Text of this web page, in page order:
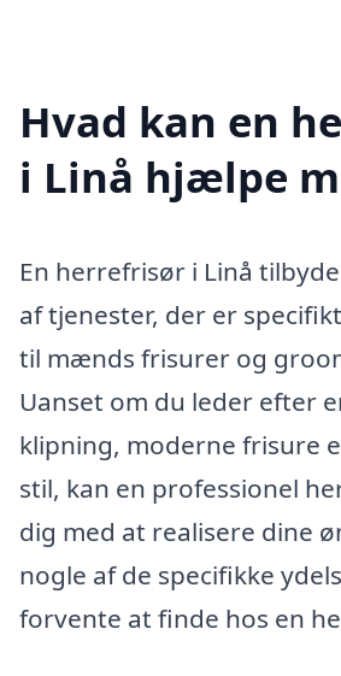
Hvad kan en
i Linå hjælpe
En herrefrisør i Linå
af tjenester, der er
til mænds frisurer og
Uanset om du leder efter
klipning, moderne frisure
stil, kan en professionel
dig med at realisere dine
nogle af de specifikke
forvente at finde hos en